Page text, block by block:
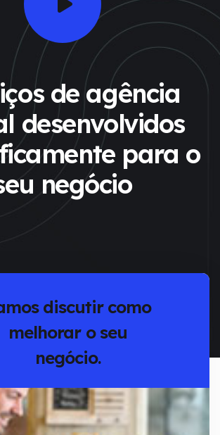
de agência
desenvolvidos
para o
negócio
discutir como
melhorar o seu
negócio.